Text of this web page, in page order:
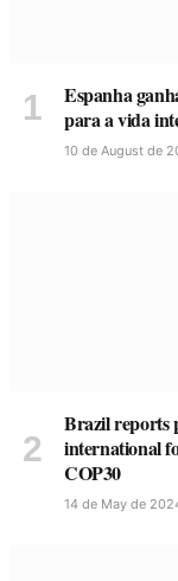
Espanha
para a vida
10 de August de
Brazil reports
international
COP30
14 de May de